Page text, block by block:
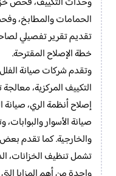
الحمامات والمطابخ،
تقديم تقرير تفصيلي
خطة الإصلاح المقترحة.
وتقدم شركات صيانة
التكييف المركزية،
إصلاح أنظمة الري، صيانة
صيانة الأسوار
والخارجية. كما تقدم
تشمل تنظيف الخزانات،